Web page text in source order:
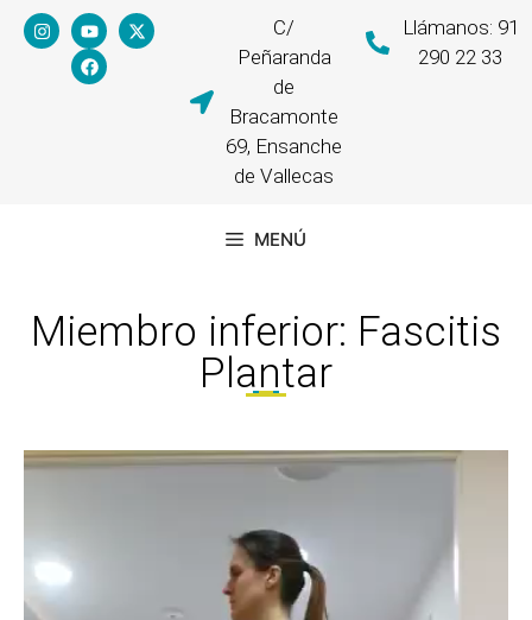
C/
Peñaranda
de
Bracamonte
69, Ensanche
de Vallecas
Llámanos: 91
290 22 33
MENÚ
Miembro inferior: Fascitis
Plantar